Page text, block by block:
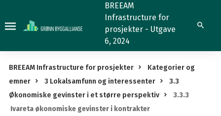
Ivareta
økonomiske
gevinster
kontrakter
BREEAM
Infrastructure for
prosjekter - Utgave
6, 2024
Søk
BREEAM Infrastructure for prosjekter
Kategorier og
emner
3 Lokalsamfunn og interessenter
3.3
Økonomiske gevinster i et større perspektiv
3.3.3
Ivareta økonomiske gevinster i kontrakter